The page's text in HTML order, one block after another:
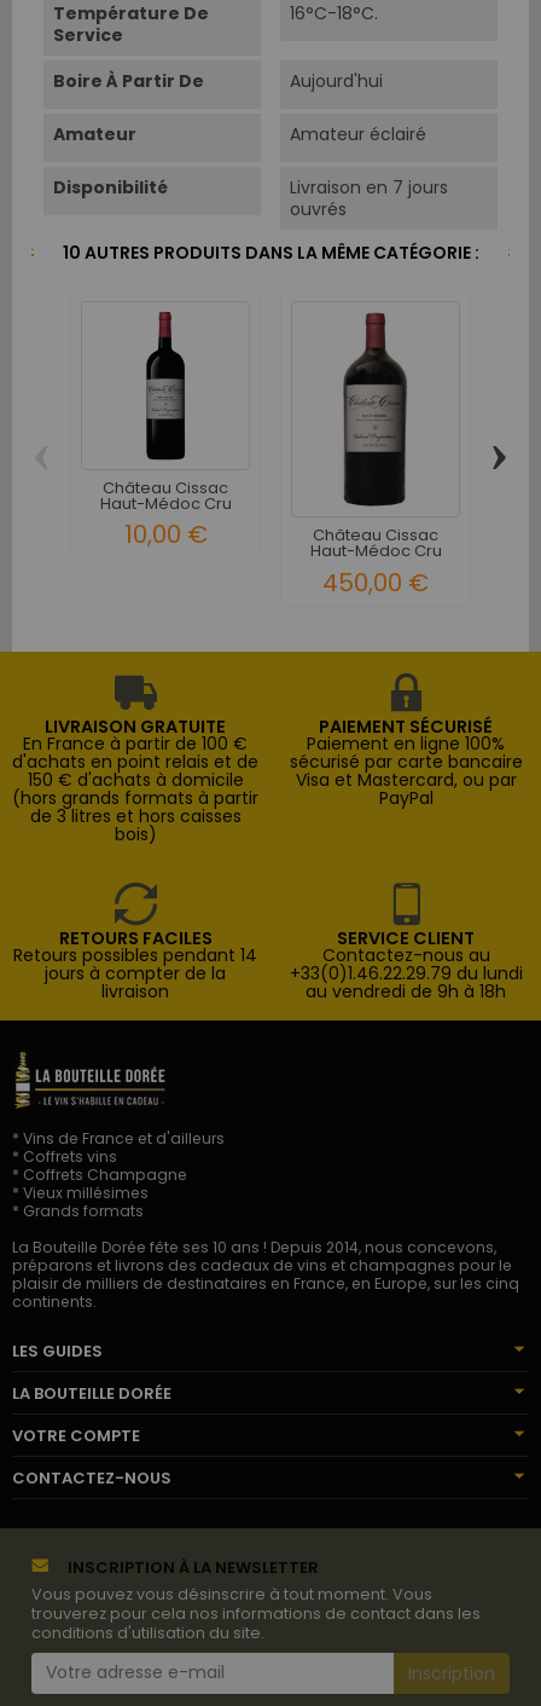
Température De
Service
16°C-18°C.
Boire À Partir De Aujourd'hui
Amateur Amateur éclairé
Disponibilité
Livraison en 7 jours
ouvrés
10 AUTRES PRODUITS DANS LA MÊME CATÉGORIE :
Château Cissac
Haut-Médoc Cru
Bourgeois...
10,00 € Château Cissac
Haut-Médoc Cru
450,00 €
›
LIVRAISON GRATUITE
En France à partir de 100 €
d'achats en point relais et de
150 € d'achats à domicile
(hors grands formats à partir
de 3 litres et hors caisses
bois)
PAIEMENT SÉCURISÉ
Paiement en ligne 100%
sécurisé par carte bancaire
Visa et Mastercard, ou par
PayPal
RETOURS FACILES
Retours possibles pendant 14
jours à compter de la
livraison
SERVICE CLIENT
Contactez-nous au
+33(0)1.46.22.29.79 du lundi
au vendredi de 9h à 18h
* Vins de France et d'ailleurs
* Coffrets vins
* Coffrets Champagne
* Vieux millésimes
* Grands formats
La Bouteille Dorée fête ses 10 ans ! Depuis 2014, nous concevons,
préparons et livrons des cadeaux de vins et champagnes pour le
plaisir de milliers de destinataires en France, en Europe, sur les cinq
continents.
LES GUIDES
LA BOUTEILLE DORÉE
VOTRE COMPTE
CONTACTEZ-NOUS
INSCRIPTION À LA NEWSLETTER
Vous pouvez vous désinscrire à tout moment. Vous
trouverez pour cela nos informations de contact dans les
conditions d'utilisation du site.